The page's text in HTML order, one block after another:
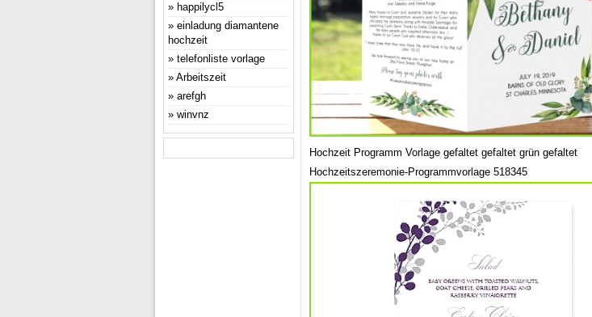
Hochzeit Programm Vorlage gefaltet gefaltet grün gefaltet
Hochzeitszeremonie-Programmvorlage 518345
happilycl5
einladung diamantene
hochzeit
telefonliste vorlage
Arbeitszeit
arefgh
winvnz